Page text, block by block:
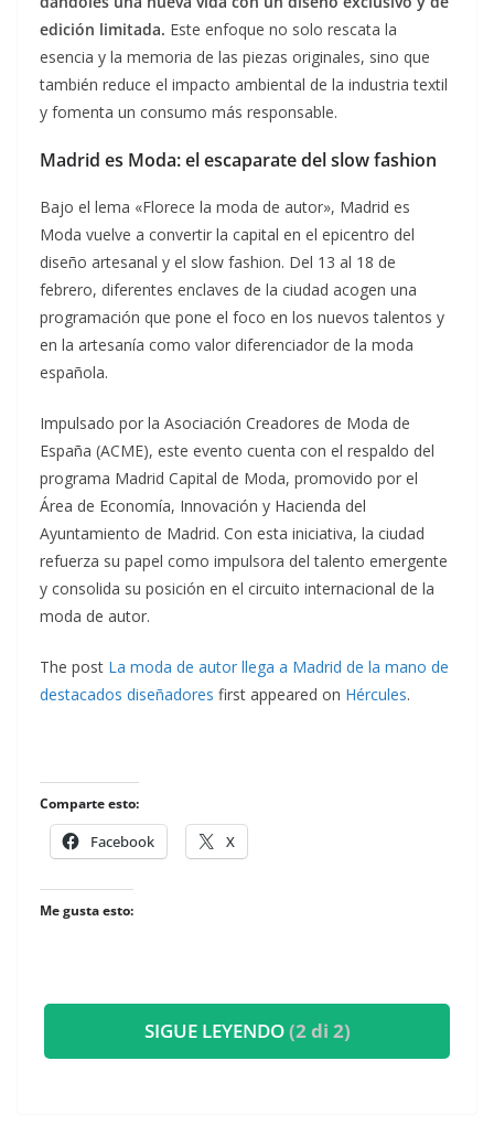
edición limitada. Este enfoque no solo rescata la
esencia y la memoria de las piezas originales, sino que
también reduce el impacto ambiental de la industria textil
y fomenta un consumo más responsable.
Madrid es Moda: el escaparate del slow fashion
Bajo el lema «Florece la moda de autor», Madrid es
Moda vuelve a convertir la capital en el epicentro del
diseño artesanal y el slow fashion. Del 13 al 18 de
febrero, diferentes enclaves de la ciudad acogen una
programación que pone el foco en los nuevos talentos y
en la artesanía como valor diferenciador de la moda
española.
Impulsado por la Asociación Creadores de Moda de
España (ACME), este evento cuenta con el respaldo del
programa Madrid Capital de Moda, promovido por el
Área de Economía, Innovación y Hacienda del
Ayuntamiento de Madrid. Con esta iniciativa, la ciudad
refuerza su papel como impulsora del talento emergente
y consolida su posición en el circuito internacional de la
moda de autor.
The post La moda de autor llega a Madrid de la mano de
destacados diseñadores first appeared on Hércules.
Comparte esto:
Facebook X
Me gusta esto:
SIGUE LEYENDO(2 di 2)